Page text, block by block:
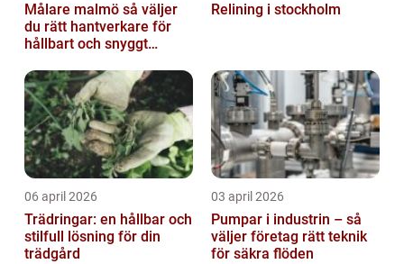
Målare malmö så väljer
du rätt hantverkare för
hållbart och snyggt
Relining i stockholm
06 april 2026
Trädringar: en hållbar och
stilfull lösning för din
trädgård
03 april 2026
Pumpar i industrin – så
väljer företag rätt teknik
för säkra flöden